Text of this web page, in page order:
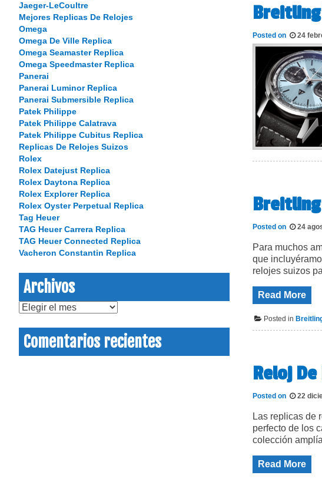
Breitling
Posted on 24
Breitling
Posted on 24
Para muchos
que
relojes suizos
Read More
Posted in
Reloj
Posted on 22
Las replicas de
perfecto de los
colección
Read More
Jaeger-LeCoultre
Mejores Replicas De Relojes
Omega
Omega De Ville Replica
Omega Seamaster Replica
Omega Speedmaster Replica
Panerai
Panerai Luminor Replica
Panerai Submersible Replica
Patek Philippe
Patek Philippe Calatrava
Patek Philippe Cubitus Replica
Replicas De Relojes Suizos
Rolex
Rolex Datejust Replica
Rolex Daytona Replica
Rolex Explorer Replica
Rolex Oyster Perpetual Replica
Tag Heuer
TAG Heuer Carrera Replica
TAG Heuer Connected Replica
Vacheron Constantin Replica
Archivos
Archivos
Comentarios recientes